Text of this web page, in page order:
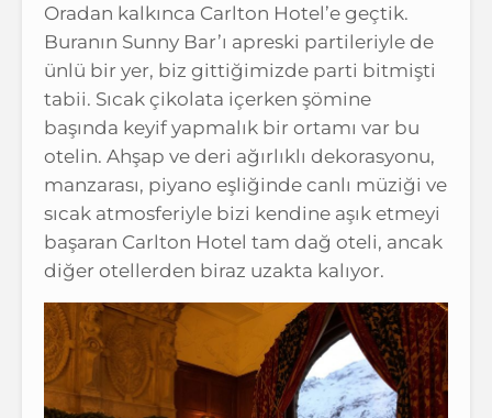
Oradan kalkınca Carlton Hotel’e geçtik.
Buranın Sunny Bar’ı apreski partileriyle de
ünlü bir yer, biz gittiğimizde parti bitmişti
tabii. Sıcak çikolata içerken şömine
başında keyif yapmalık bir ortamı var bu
otelin. Ahşap ve deri ağırlıklı dekorasyonu,
manzarası, piyano eşliğinde canlı müziği ve
sıcak atmosferiyle bizi kendine aşık etmeyi
başaran Carlton Hotel tam dağ oteli, ancak
diğer otellerden biraz uzakta kalıyor.